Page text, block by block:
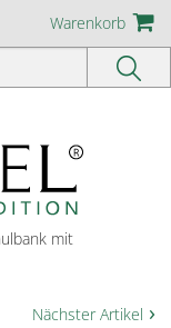
Warenkorb
mit
Nächster Artikel ›